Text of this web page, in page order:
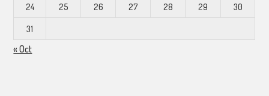
24 25 26 27 28 29 30
31
« Oct